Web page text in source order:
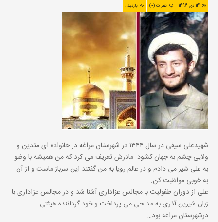
13 دی 1396 نظرات (0) بازدید :
شهیدعلی سیفی در سال ۱۳۴۴ در شهرستان مراغه در خانواده ای متدین و
ولایی چشم به جهان گشود. مادرش تعریف می کرد که من همیشه با وضو
به علی شیر می دادم و در عالم رویا به من گفتند این سرباز ماست و از آن
به خوبی مواظبت کن.
علی از دوران طفولیت با مجالس عزاداری آشنا شد و در مجالس عزاداری با
زبان شیرین آذری به مداحی می پرداخت و خود گرداننده هیئتی
درشهرستان مراغه بود…